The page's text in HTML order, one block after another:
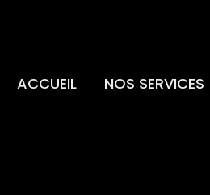
ACCUEIL NOS SERVICES